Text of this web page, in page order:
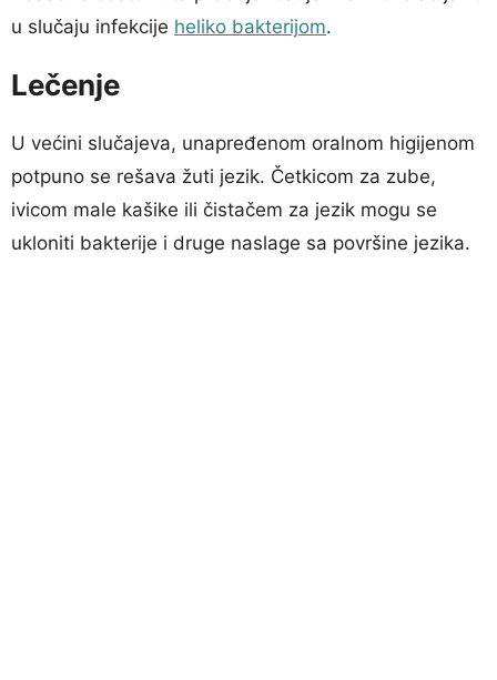
u slučaju infekcije heliko bakterijom.
Lečenje
U većini slučajeva, unapređenom oralnom higijenom
potpuno se rešava žuti jezik. Četkicom za zube,
ivicom male kašike ili čistačem za jezik mogu se
ukloniti bakterije i druge naslage sa površine jezika.